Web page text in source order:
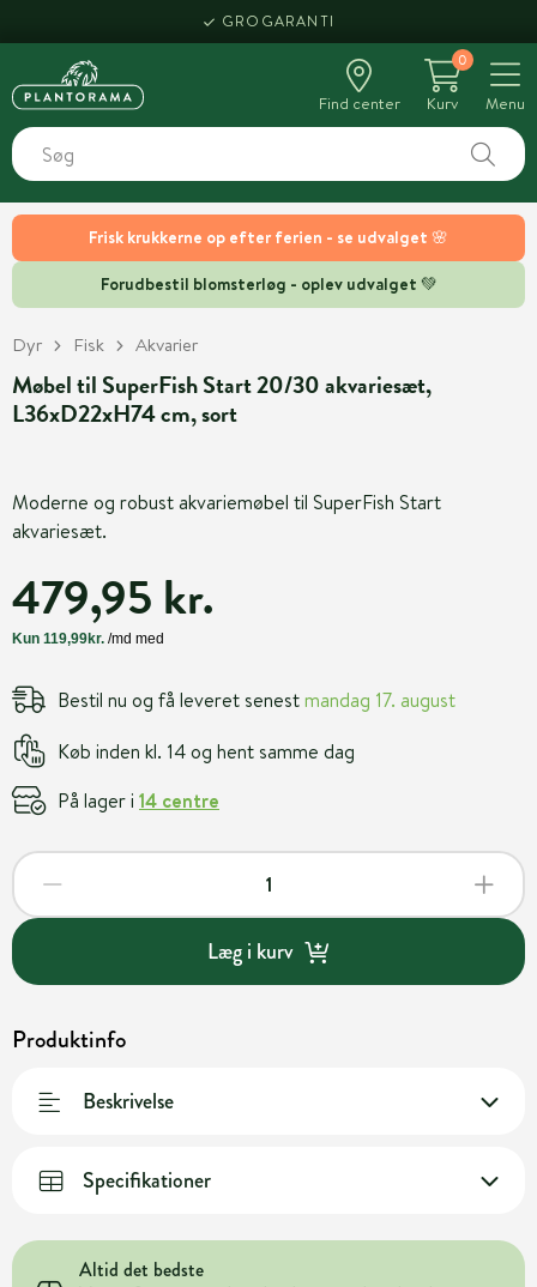
Frisk krukkerne op efter ferien - se udvalget 🌸
Forudbestil blomsterløg - oplev udvalget 💚
GROGARANTI
Find center
0
Kurv
Menu
Dyr Fisk Akvarier
Møbel til SuperFish Start 20/30 akvariesæt,
L36xD22xH74 cm, sort
Moderne og robust akvariemøbel til SuperFish Start
akvariesæt.
479,95 kr.
Bestil nu og få leveret senestmandag 17. august
Køb inden kl. 14 og hent samme dag
På lager i 14 centre
Læg i kurv
Produktinfo
Beskrivelse
Specifikationer
Altid det bedste